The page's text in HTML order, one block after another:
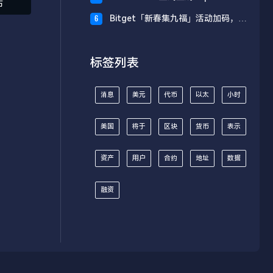
6
Bitget「新春集九福」活动加码，报
标签列表
消息 美元 代币 以太 小时
美国 将于 区块 货币 表示
资产 用户 合约 地址 数据
融资